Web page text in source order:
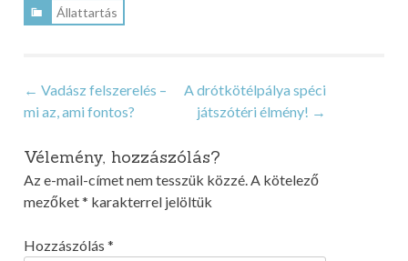
Állattartás
Post
navigation
← Vadász felszerelés –
mi az, ami fontos?
A drótkötélpálya spéci
játszótéri élmény! →
Vélemény, hozzászólás?
Az e-mail-címet nem tesszük közzé.A kötelező
mezőket* karakterrel jelöltük
Hozzászólás *